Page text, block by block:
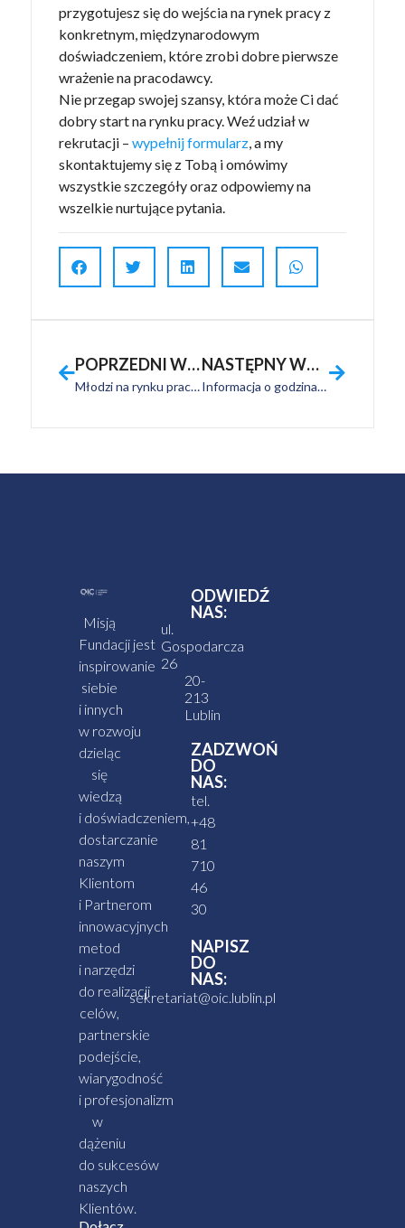
przygotujesz się do wejścia na rynek pracy z
konkretnym, międzynarodowym
doświadczeniem, które zrobi dobre pierwsze
wrażenie na pracodawcy.
Nie przegap swojej szansy, która może Ci dać
dobry start na rynku pracy. Weź udział w
rekrutacji – wypełnij formularz, a my
skontaktujemy się z Tobą i omówimy
wszystkie szczegóły oraz odpowiemy na
wszelkie nurtujące pytania.
POPRZEDNI WPIS
Młodzi na rynku pracy – wyzwanie pierwszego doświadczenia
NASTĘPNY WPIS
Informacja o godzinach pracy Fundacji
Misją
Fundacji jest
inspirowanie
siebie
i innych
w rozwoju
dzieląc
się
wiedzą
i doświadczeniem,
dostarczanie
naszym
Klientom
i Partnerom
innowacyjnych
metod
i narzędzi
do realizacji
celów,
partnerskie
podejście,
wiarygodność
i profesjonalizm
w
dążeniu
do sukcesów
naszych
Klientów.
ODWIEDŹ
NAS:
ul.
Gospodarcza
26
20-
213
Lublin
ZADZWOŃ
DO
NAS:
tel.
+48
81
710
46
30
NAPISZ
DO
NAS:
sekretariat@oic.lublin.pl